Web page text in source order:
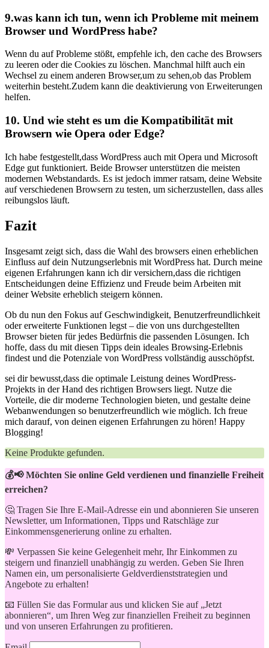
9.was kann ich tun, ⁢wenn⁤ ich‌ Probleme mit‌ meinem‌
Browser und WordPress habe?
Wenn du auf Probleme ⁤stößt, empfehle ich, den cache des ​Browsers‌
zu‍ leeren oder die Cookies zu löschen. Manchmal hilft ​auch ein
‍Wechsel ​zu einem‍ anderen Browser,um ‌zu sehen,ob das Problem
weiterhin besteht.Zudem kann die‌ deaktivierung⁣ von Erweiterungen
helfen.
10. Und⁢ wie steht es um die Kompatibilität mit
Browsern wie Opera oder Edge?
Ich ⁤habe ‍festgestellt,dass WordPress auch mit Opera und Microsoft‍
Edge gut funktioniert. Beide Browser unterstützen die meisten
modernen Webstandards.⁤ Es ist jedoch immer⁤ ratsam, ​deine ‍Website
auf verschiedenen ‌Browsern zu testen, um sicherzustellen, dass alles
‍reibungslos läuft.
Fazit
Insgesamt zeigt sich, dass die Wahl des browsers einen erheblichen
⁤Einfluss auf dein Nutzungserlebnis mit WordPress hat. ⁢Durch ⁢meine
eigenen Erfahrungen kann ich⁤ dir‍ versichern,dass die richtigen
Entscheidungen deine Effizienz und ‌Freude beim ⁣Arbeiten mit
deiner Website erheblich steigern können.
Ob du nun den Fokus auf Geschwindigkeit, Benutzerfreundlichkeit
oder erweiterte Funktionen legst – ​die ‌von uns durchgestellten
Browser bieten für ‌jedes Bedürfnis⁣ die passenden Lösungen. Ich
hoffe, dass‍ du mit diesen Tipps dein ideales Browsing-Erlebnis
⁤findest und die ​Potenziale von WordPress vollständig ausschöpfst.
sei dir bewusst,dass die optimale⁢ Leistung deines​ WordPress-
Projekts in der Hand⁤ des ⁢richtigen Browsers liegt. Nutze die
Vorteile, die dir​ moderne Technologien bieten, und ⁤gestalte ⁢deine
Webanwendungen‌ so benutzerfreundlich wie ⁤möglich. Ich freue
mich ‍darauf, von deinen eigenen Erfahrungen zu hören! Happy
Blogging!
Keine Produkte gefunden.
💰📢 Möchten Sie online Geld verdienen und finanzielle Freiheit
erreichen?
🤔 Tragen Sie Ihre E-Mail-Adresse ein und abonnieren Sie unseren
Newsletter, um Informationen, Tipps und Ratschläge zur
Einkommensgenerierung online zu erhalten.
💸 Verpassen Sie keine Gelegenheit mehr, Ihr Einkommen zu
steigern und finanziell unabhängig zu werden. Geben Sie Ihren
Namen ein, um personalisierte Geldverdienststrategien und
Angebote zu erhalten!
📧 Füllen Sie das Formular aus und klicken Sie auf „Jetzt
abonnieren“, um Ihren Weg zur finanziellen Freiheit zu beginnen
und von unseren Erfahrungen zu profitieren.